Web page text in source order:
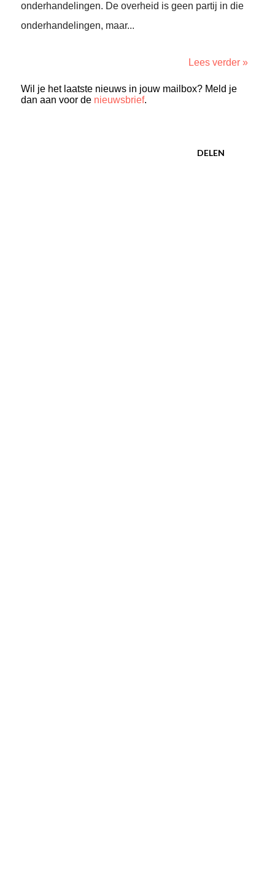
onderhandelingen. De overheid is geen partij in die
onderhandelingen, maar...
Lees verder »
Wil je het laatste nieuws in jouw mailbox? Meld je
dan aan voor de nieuwsbrief.
DELEN